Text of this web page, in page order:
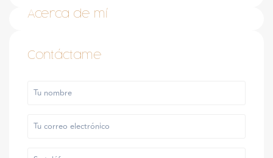
Acerca de mí
Contáctame